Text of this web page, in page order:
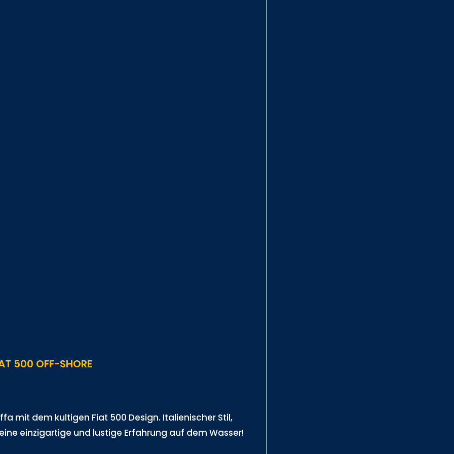
500 OFF-SHORE
mit dem kultigen Fiat 500 Design. Italienischer Stil,
einzigartige und lustige Erfahrung auf dem Wasser!